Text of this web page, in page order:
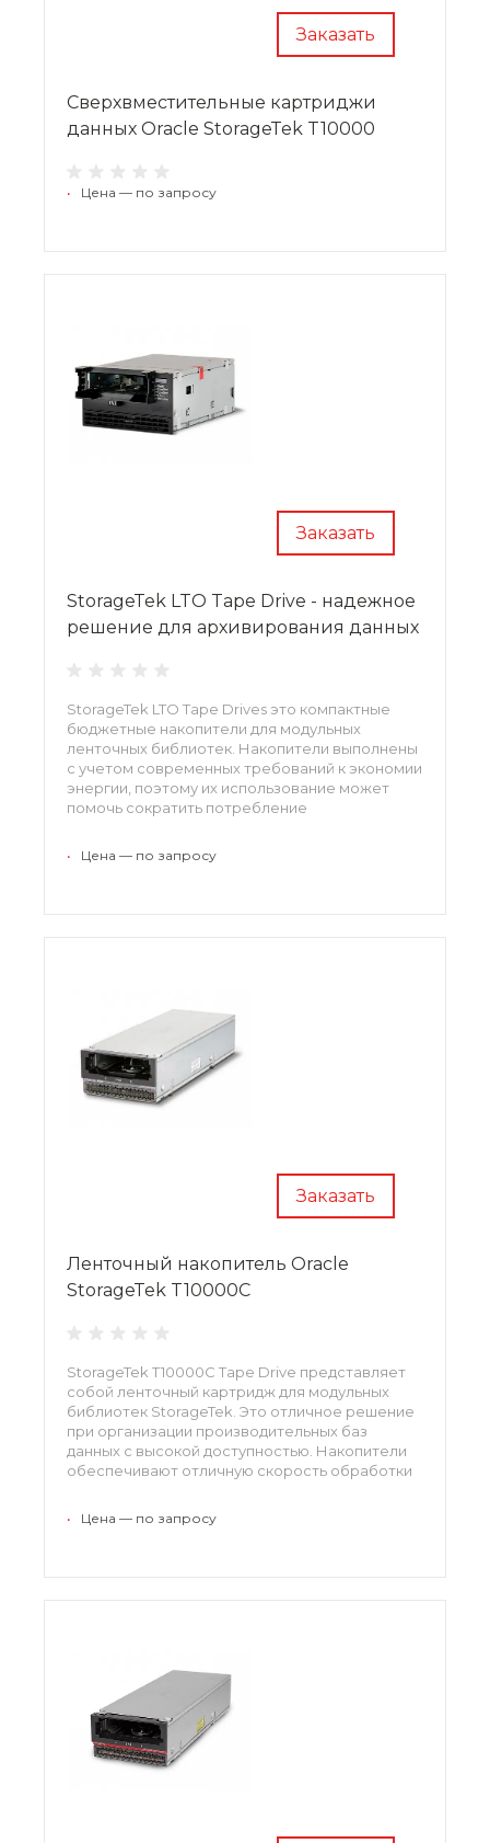
Заказать
Сверхвместительные картриджи
данных Oracle StorageTek T10000
• Цена — по запросу
Заказать
StorageTek LTO Tape Drive - надежное
решение для архивирования данных
StorageTek LTO Tape Drives это компактные
бюджетные накопители для модульных
ленточных библиотек. Накопители выполнены
с учетом современных требований к экономии
энергии, поэтому их использование может
помочь сократить потребление
данных.
• Цена — по запросу
Заказать
Ленточный накопитель Oracle
StorageTek T10000C
StorageTek T10000C Tape Drive представляет
собой ленточный картридж для модульных
библиотек StorageTek. Это отличное решение
при организации производительных баз
данных с высокой доступностью. Накопители
обеспечивают отличную скорость обработки
• Цена — по запросу